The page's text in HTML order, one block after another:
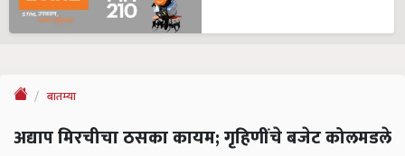
बातम्या
अद्याप मिरचीचा ठसका कायम; गृहिणींचे बजेट कोलमडले